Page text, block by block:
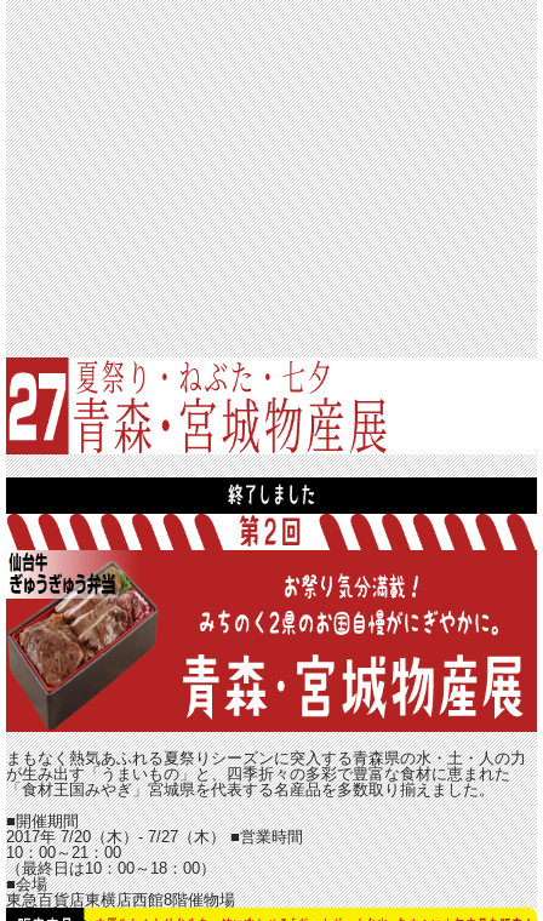
まもなく熱気あふれる夏祭りシーズンに突入する青森県の水・土・人の力
が生み出す「うまいもの」と、四季折々の多彩で豊富な食材に恵まれた
「食材王国みやぎ」宮城県を代表する名産品を多数取り揃えました。
■開催期間
2017年 7/20（木）- 7/27（木）■営業時間
10：00～21：00
（最終日は10：00～18：00）
■会場
東急百貨店東横店西館8階催物場